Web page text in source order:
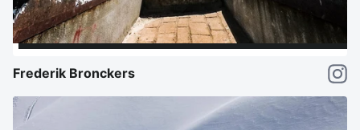
Frederik Bronckers